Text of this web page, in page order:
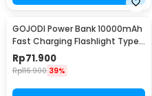
GOJODI Power Bank 10000mAh
Fast Charging Flashlight Type
C USB 22.5W - PB100W
Rp71.900
Rp116.900 39%